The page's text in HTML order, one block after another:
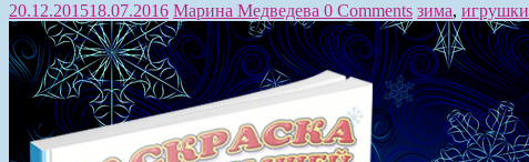
20.12.201518.07.2016 Марина Медведева 0 Comments зима, игрушки